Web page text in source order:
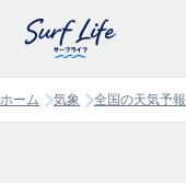
ホーム 気象 全国の天気予報